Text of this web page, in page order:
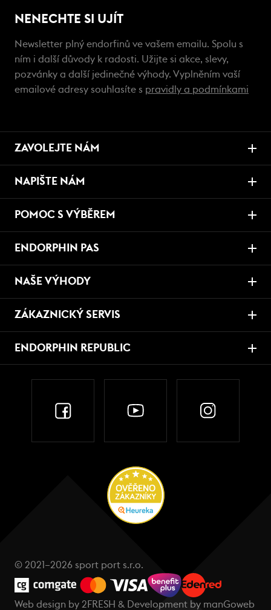
NENECHTE SI UJÍT
Newsletter plný endorfinů ve vašem emailu. Spolu s
ním i další důvody k radosti. Užijte si akce, slevy,
pozvánky a další jedinečné výhody. Vyplněním vaší
emailové adresy souhlasíte s pravidly a podmínkami
ZAVOLEJTE NÁM
NAPIŠTE NÁM
POMOC S VÝBĚREM
ENDORPHIN PAS
NAŠE VÝHODY
ZÁKAZNICKÝ SERVIS
ENDORPHIN REPUBLIC
© 2021–2026 sport port s.r.o.
Web design by 2FRESH & Development by manGoweb